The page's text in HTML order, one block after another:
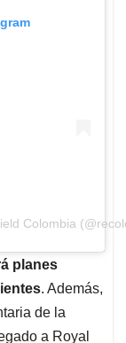
Colombia
planes
. Además,
de la
a Royal